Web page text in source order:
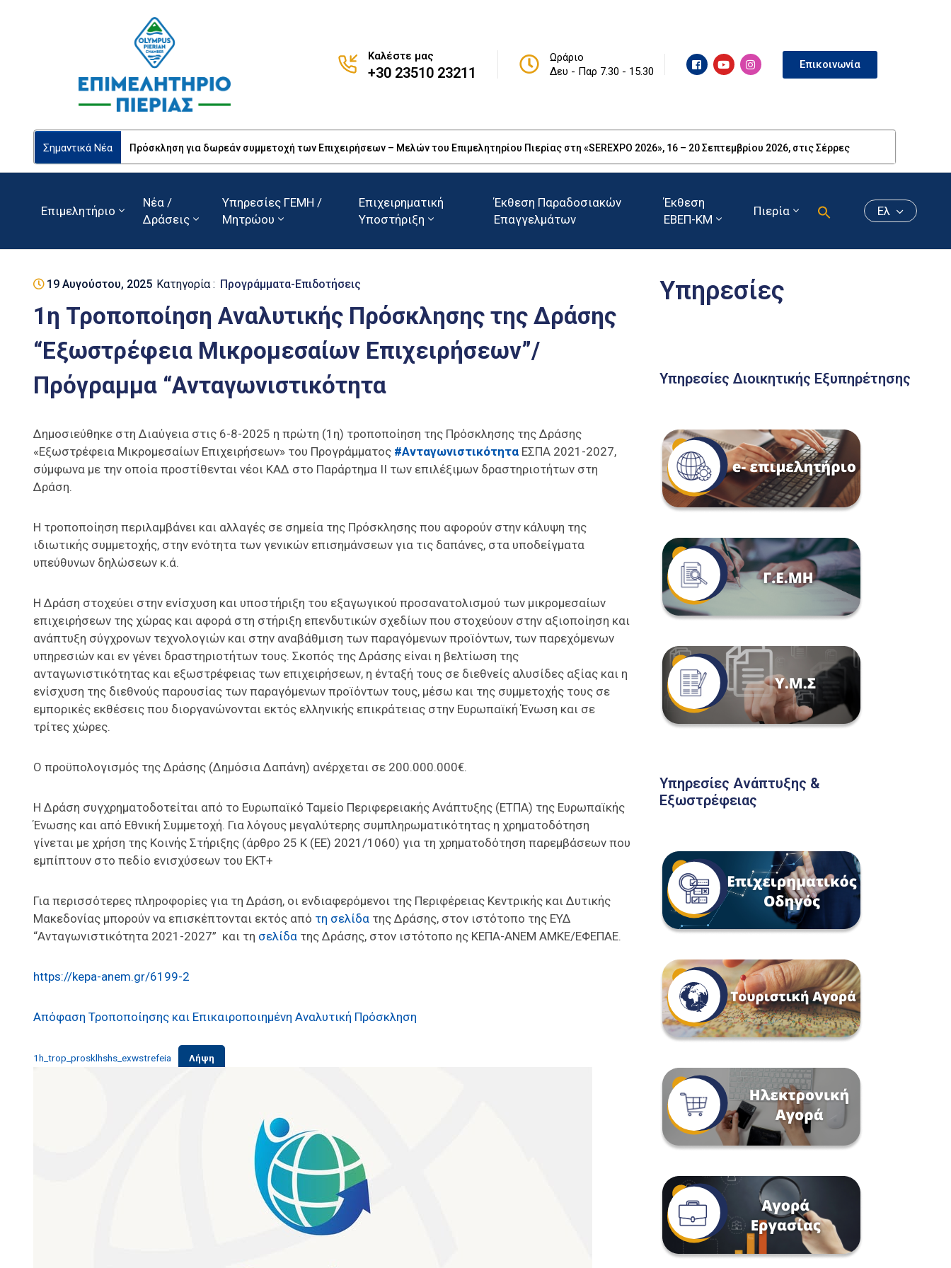
Καλέστε μας
+30 23510 23211
Ωράριο
Δευ - Παρ 7.30 - 15.30
Επικοινωνία
Σημαντικά Νέα Πρόσκληση για δωρεάν συμμετοχή των Επιχειρήσεων – Μελών του Επιμελητηρίου Πιερίας στη «SEREXPO 2026», 16 – 20 Σεπτεμβρίου 2026, στις Σέρρες
Επιμελητήριο
Νέα /
Δράσεις
Υπηρεσίες ΓΕΜΗ /
Μητρώου
Επιχειρηματική
Υποστήριξη
Έκθεση Παραδοσιακών
Επαγγελμάτων
Έκθεση
ΕΒΕΠ-ΚΜ
Πιερία Ελ
19 Αυγούστου, 2025 Κατηγορία : Προγράμματα-Επιδοτήσεις
1η Τροποποίηση Αναλυτικής Πρόσκλησης της Δράσης
“Εξωστρέφεια Μικρομεσαίων Επιχειρήσεων”/
Πρόγραμμα “Ανταγωνιστικότητα
Δημοσιεύθηκε στη Διαύγεια στις 6-8-2025 η πρώτη (1η) τροποποίηση της Πρόσκλησης της Δράσης
«Εξωστρέφεια Μικρομεσαίων Επιχειρήσεων» του Προγράμματος #Ανταγωνιστικότητα ΕΣΠΑ 2021-2027,
σύμφωνα με την οποία προστίθενται νέοι ΚΑΔ στο Παράρτημα ΙΙ των επιλέξιμων δραστηριοτήτων στη
Δράση.
Η τροποποίηση περιλαμβάνει και αλλαγές σε σημεία της Πρόσκλησης που αφορούν στην κάλυψη της
ιδιωτικής συμμετοχής, στην ενότητα των γενικών επισημάνσεων για τις δαπάνες, στα υποδείγματα
υπεύθυνων δηλώσεων κ.ά.
Η Δράση στοχεύει στην ενίσχυση και υποστήριξη του εξαγωγικού προσανατολισμού των μικρομεσαίων
επιχειρήσεων της χώρας και αφορά στη στήριξη επενδυτικών σχεδίων που στοχεύουν στην αξιοποίηση και
ανάπτυξη σύγχρονων τεχνολογιών και στην αναβάθμιση των παραγόμενων προϊόντων, των παρεχόμενων
υπηρεσιών και εν γένει δραστηριοτήτων τους. Σκοπός της Δράσης είναι η βελτίωση της
ανταγωνιστικότητας και εξωστρέφειας των επιχειρήσεων, η ένταξή τους σε διεθνείς αλυσίδες αξίας και η
ενίσχυση της διεθνούς παρουσίας των παραγόμενων προϊόντων τους, μέσω και της συμμετοχής τους σε
εμπορικές εκθέσεις που διοργανώνονται εκτός ελληνικής επικράτειας στην Ευρωπαϊκή Ένωση και σε
τρίτες χώρες.
Ο προϋπολογισμός της Δράσης (Δημόσια Δαπάνη) ανέρχεται σε 200.000.000€.
Η Δράση συγχρηματοδοτείται από το Ευρωπαϊκό Ταμείο Περιφερειακής Ανάπτυξης (ΕΤΠΑ) της Ευρωπαϊκής
Ένωσης και από Εθνική Συμμετοχή. Για λόγους μεγαλύτερης συμπληρωματικότητας η χρηματοδότηση
γίνεται με χρήση της Κοινής Στήριξης (άρθρο 25 Κ (ΕΕ) 2021/1060) για τη χρηματοδότηση παρεμβάσεων που
εμπίπτουν στο πεδίο ενισχύσεων του ΕΚΤ+
Για περισσότερες πληροφορίες για τη Δράση, οι ενδιαφερόμενοι της Περιφέρειας Κεντρικής και Δυτικής
Μακεδονίας μπορούν να επισκέπτονται εκτός από τη σελίδα της Δράσης, στον ιστότοπο της ΕΥΔ
“Ανταγωνιστικότητα 2021-2027” και τη σελίδα της Δράσης, στον ιστότοπο ης ΚΕΠΑ-ΑΝΕΜ ΑΜΚΕ/ΕΦΕΠΑΕ.
https://kepa-anem.gr/6199-2
Απόφαση Τροποποίησης και Επικαιροποιημένη Αναλυτική Πρόσκληση
1h_trop_prosklhshs_exwstrefeia Λήψη
Υπηρεσίες
Υπηρεσίες Διοικητικής Εξυπηρέτησης
Υπηρεσίες Ανάπτυξης &
Εξωστρέφειας